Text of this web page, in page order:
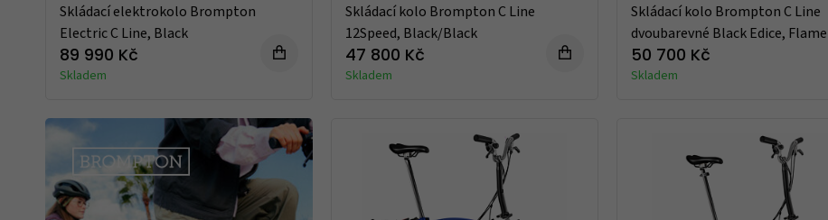
Skládací elektrokolo Brompton
Electric C Line, Black
89 990 Kč
Skladem
Skládací kolo Brompton C Line
12Speed, Black/Black
47 800 Kč
Skladem
Skládací kolo Brompton C Line
dvoubarevné Black Edice, Flame
Laquer
50 700 Kč
Skladem